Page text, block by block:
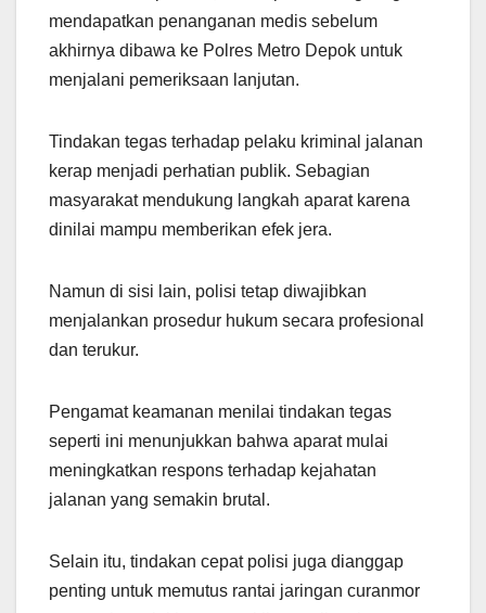
mendapatkan penanganan medis sebelum
akhirnya dibawa ke Polres Metro Depok untuk
menjalani pemeriksaan lanjutan.
Tindakan tegas terhadap pelaku kriminal jalanan
kerap menjadi perhatian publik. Sebagian
masyarakat mendukung langkah aparat karena
dinilai mampu memberikan efek jera.
Namun di sisi lain, polisi tetap diwajibkan
menjalankan prosedur hukum secara profesional
dan terukur.
Pengamat keamanan menilai tindakan tegas
seperti ini menunjukkan bahwa aparat mulai
meningkatkan respons terhadap kejahatan
jalanan yang semakin brutal.
Selain itu, tindakan cepat polisi juga dianggap
penting untuk memutus rantai jaringan curanmor